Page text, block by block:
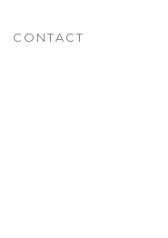
CONTACT